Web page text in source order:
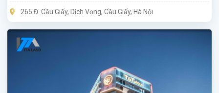
265 Đ. Cầu Giấy, Dịch Vọng, Cầu Giấy, Hà Nội